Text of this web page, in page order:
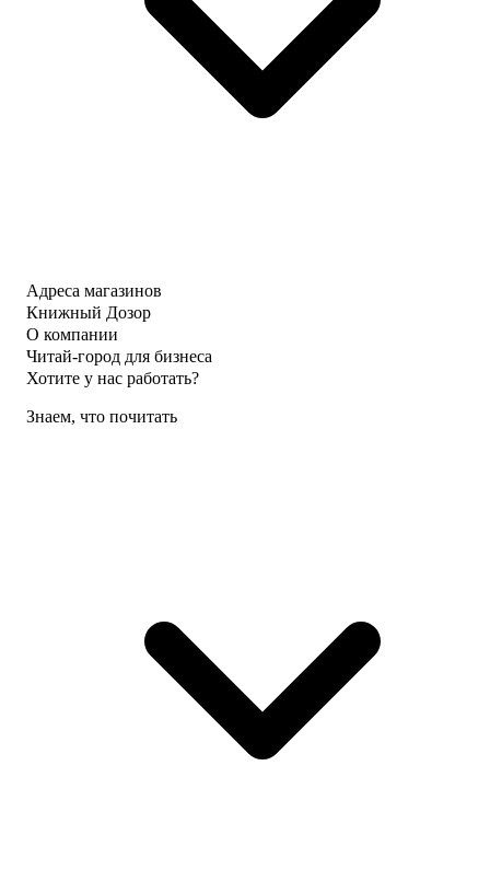
Адреса магазинов
Книжный Дозор
О компании
Читай-город для бизнеса
Хотите у нас работать?
Знаем, что почитать